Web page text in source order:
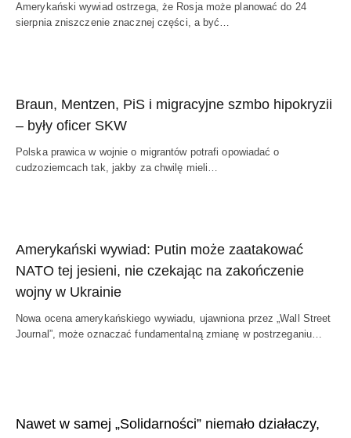
Amerykański wywiad ostrzega, że Rosja może planować do 24
sierpnia zniszczenie znacznej części, a być…
Braun, Mentzen, PiS i migracyjne szmbo hipokryzii
– były oficer SKW
Polska prawica w wojnie o migrantów potrafi opowiadać o
cudzoziemcach tak, jakby za chwilę mieli…
Amerykański wywiad: Putin może zaatakować
NATO tej jesieni, nie czekając na zakończenie
wojny w Ukrainie
Nowa ocena amerykańskiego wywiadu, ujawniona przez „Wall Street
Journal”, może oznaczać fundamentalną zmianę w postrzeganiu…
Nawet w samej „Solidarności” niemało działaczy,